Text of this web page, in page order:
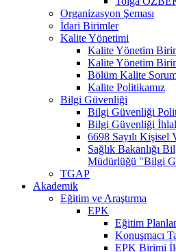
Organizasyon Şeması
İdari Birimler
Kalite Yönetimi
Kalite Yönetim
Kalite Yönetim
Bölüm Kalite
Kalite Politikamız
Bilgi Güvenliği
Bilgi Güvenliği
Bilgi Güvenliği
6698 Sayılı Kişisel
Sağlık Bakanlığı
Müdürlüğü "Bilgi
TGAP
Akademik
Eğitim ve Araştırma
EPK
Eğitim
Konuşmacı
EPK Birimi